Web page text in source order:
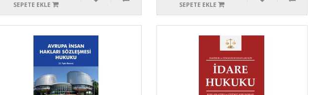
SEPETE EKLE SEPETE EKLE